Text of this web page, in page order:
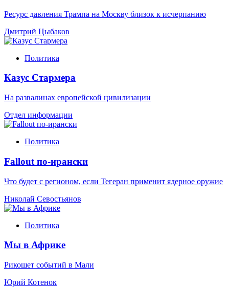
Ресурс давления Трампа на Москву близок к исчерпанию
Дмитрий Цыбаков
Политика
Казус Стармера
На развалинах европейской цивилизации
Отдел информации
Политика
Fallout по-ирански
Что будет с регионом, если Тегеран применит ядерное оружие
Николай Севостьянов
Политика
Мы в Африке
Рикошет событий в Мали
Юрий Котенок